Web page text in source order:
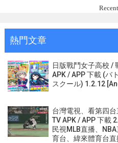
熱門文章
日版戰鬥女子高校 /
APK / APP 下載 (バ
スクール) 1.2.12
台灣電視、看第四
TV APK / APP 下載
民視MLB直播、
育台、緯來體育台直